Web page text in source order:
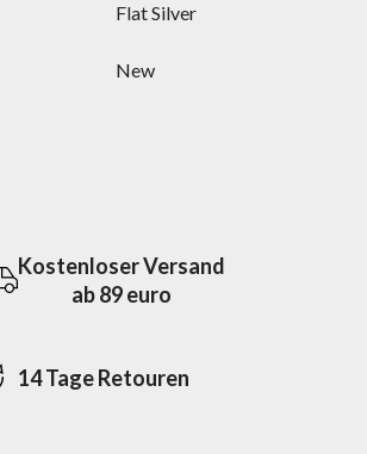
Flat Silver
New
Kostenloser Versand
ab 89 euro
14 Tage Retouren